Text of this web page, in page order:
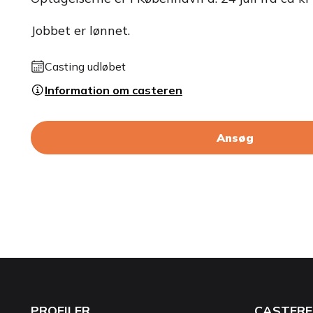
Jobbet er lønnet.
Casting udløbet
Information om casteren
Ansøg